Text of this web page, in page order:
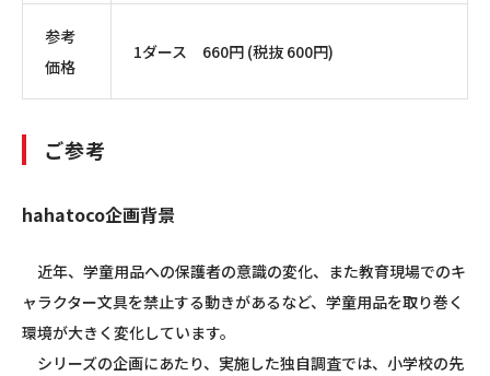
参考
価格
1ダース 660円 (税抜 600円)
ご参考
hahatoco企画背景
近年、学童用品への保護者の意識の変化、また教育現場でのキ
ャラクター文具を禁止する動きがあるなど、学童用品を取り巻く
環境が大きく変化しています。
シリーズの企画にあたり、実施した独自調査では、小学校の先